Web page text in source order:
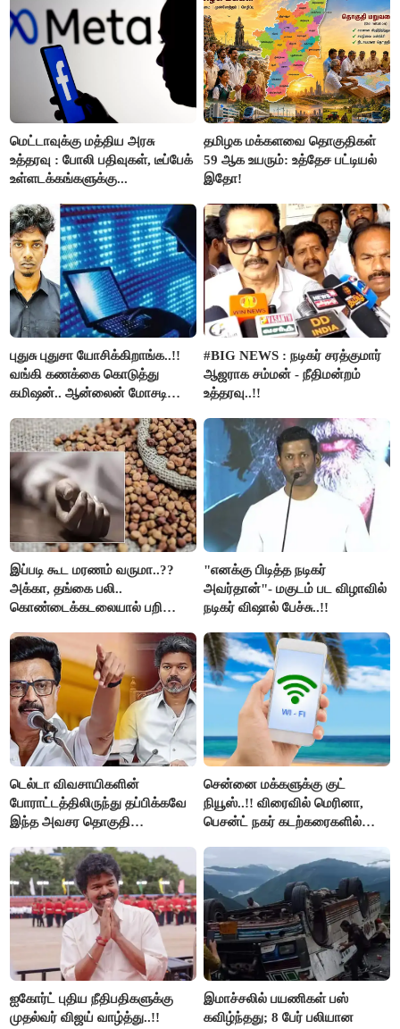
மெட்டாவுக்கு மத்திய அரசு
உத்தரவு : போலி பதிவுகள், டீப்பேக்
உள்ளடக்கங்களுக்கு...
தமிழக மக்களவை தொகுதிகள்
59 ஆக உயரும்: உத்தேச பட்டியல்
இதோ!
புதுசு புதுசா யோசிக்கிறாங்க..!!
வங்கி கணக்கை கொடுத்து
கமிஷன்.. ஆன்லைன் மோசடி
கைது..!!
#BIG NEWS : நடிகர் சரத்குமார்
ஆஜராக சம்மன் - நீதிமன்றம்
உத்தரவு..!!
இப்படி கூட மரணம் வருமா..??
அக்கா, தங்கை பலி..
கொண்டைக்கடலையால் பறிபோன
"எனக்கு பிடித்த நடிகர்
அவர்தான்"- மகுடம் பட விழாவில்
நடிகர் விஷால் பேச்சு..!!
டெல்டா விவசாயிகளின்
போராட்டத்திலிருந்து தப்பிக்கவே
இந்த அவசர தொகுதி
அரங்கேற்றுகிறார் முதலமைச்சர் -
திமுக ஐடி விங்..!!
சென்னை மக்களுக்கு குட்
நியூஸ்..!! விரைவில் மெரினா,
பெசன்ட் நகர் கடற்கரைகளில்
ஐகோர்ட் புதிய நீதிபதிகளுக்கு
முதல்வர் விஜய் வாழ்த்து..!!
இமாச்சலில் பயணிகள் பஸ்
கவிழ்ந்தது; 8 பேர் பலியான